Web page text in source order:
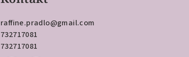
raffine.pradlo@gmail.com
732717081
732717081